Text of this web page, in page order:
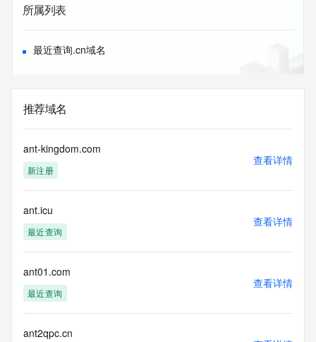
所属列表
最近查询.cn域名
推荐域名
ant-kingdom.com
新注册
查看详情
ant.icu
最近查询
查看详情
ant01.com
最近查询
查看详情
ant2qpc.cn